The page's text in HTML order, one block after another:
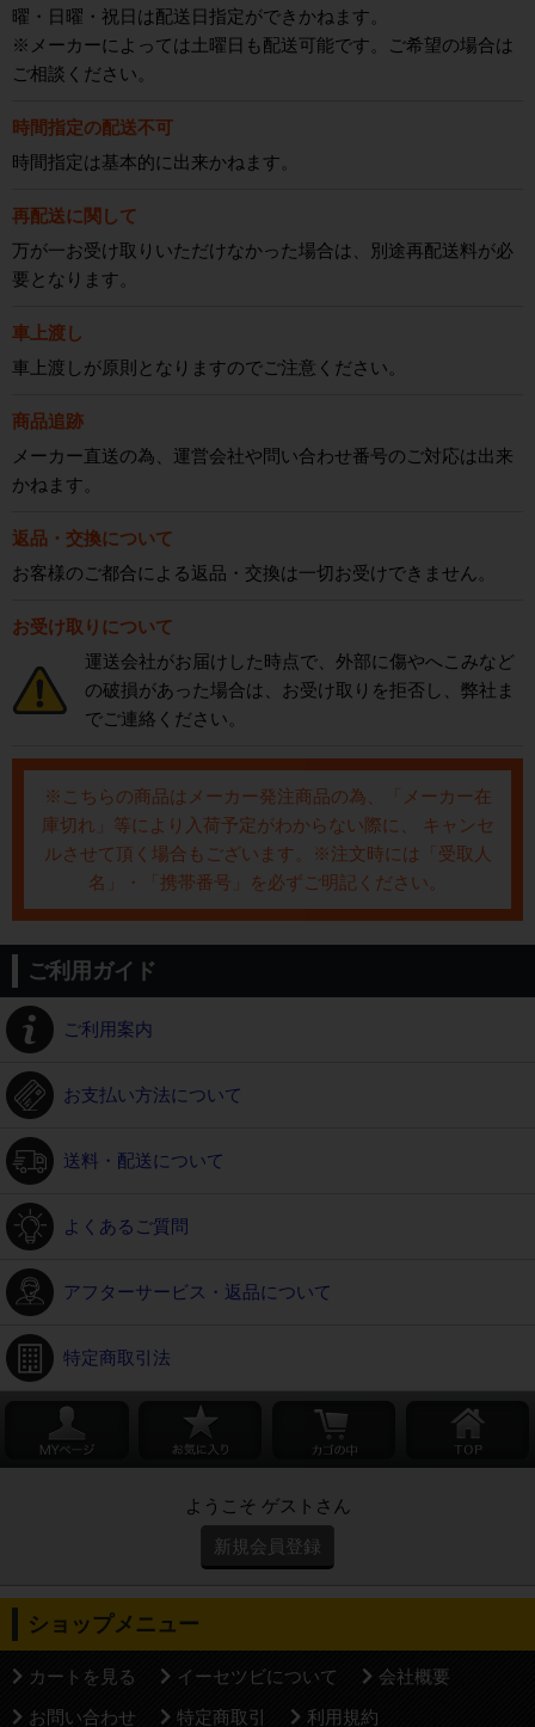
曜・日曜・祝日は配送日指定ができかねます。
※メーカーによっては土曜日も配送可能です。ご希望の場合は
ご相談ください。
時間指定の配送不可
時間指定は基本的に出来かねます。
再配送に関して
万が一お受け取りいただけなかった場合は、別途再配送料が必
要となります。
車上渡し
車上渡しが原則となりますのでご注意ください。
商品追跡
メーカー直送の為、運営会社や問い合わせ番号のご対応は出来
かねます。
返品・交換について
お客様のご都合による返品・交換は一切お受けできません。
お受け取りについて
運送会社がお届けした時点で、外部に傷やへこみなど
の破損があった場合は、お受け取りを拒否し、弊社ま
でご連絡ください。
※こちらの商品はメーカー発注商品の為、「メーカー在
庫切れ」等により入荷予定がわからない際に、 キャンセ
ルさせて頂く場合もございます。※注文時には「受取人
名」・「携帯番号」を必ずご明記ください。
ご利用ガイド
ご利用案内
お支払い方法について
送料・配送について
よくあるご質問
アフターサービス・返品について
特定商取引法
ようこそ ゲストさん
新規会員登録
ショップメニュー
カートを見る イーセツビについて
会社概要
お問い合わせ
特定商取引 利用規約